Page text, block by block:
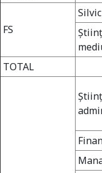
FS
TOTAL